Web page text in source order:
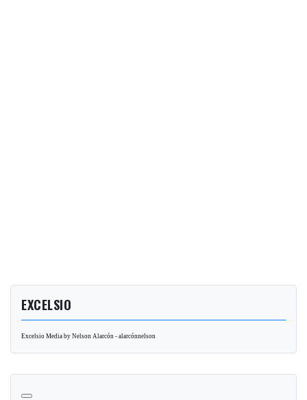
EXCELSIO
Excelsio Media by Nelson Alarcón - alarcónnelson